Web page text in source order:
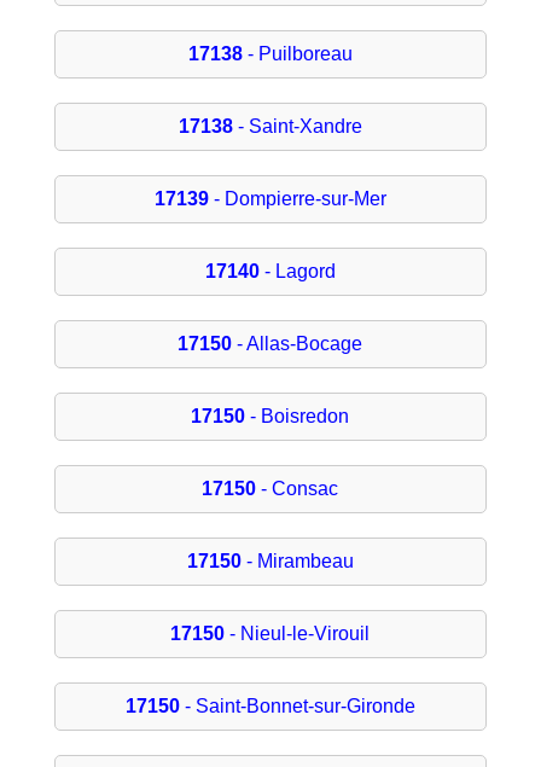
17138- Puilboreau
17138- Saint-Xandre
17139- Dompierre-sur-Mer
17140- Lagord
17150 - Allas-Bocage
17150 - Boisredon
17150 - Consac
17150- Mirambeau
17150 - Nieul-le-Virouil
17150- Saint-Bonnet-sur-Gironde